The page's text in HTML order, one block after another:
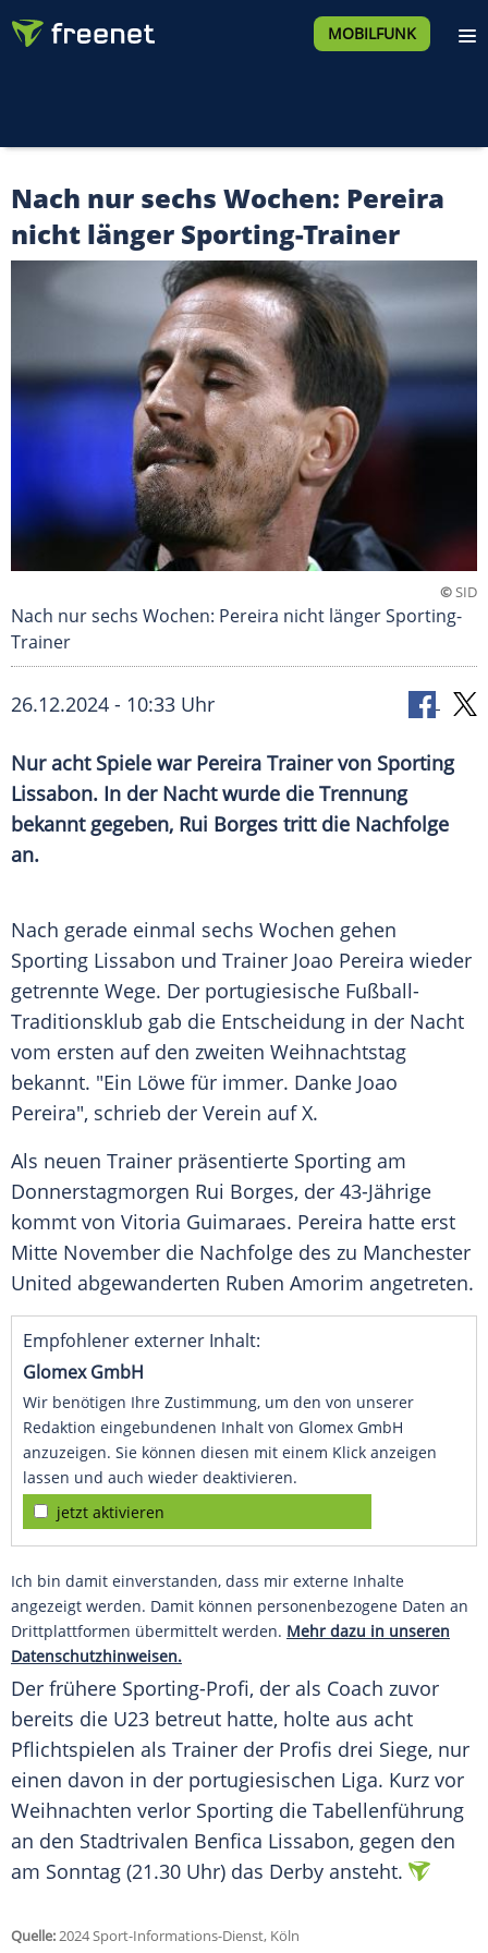
MOBILFUNK
Nach nur sechs Wochen: Pereira
nicht länger Sporting-Trainer
©SID
Nach nur sechs Wochen: Pereira nicht länger Sporting-
Trainer
26.12.2024 - 10:33 Uhr
Nur acht Spiele war Pereira Trainer von Sporting
Lissabon. In der Nacht wurde die Trennung
bekannt gegeben, Rui Borges tritt die Nachfolge
an.
Nach gerade einmal sechs Wochen gehen
Sporting Lissabon und Trainer Joao Pereira wieder
getrennte Wege. Der portugiesische Fußball-
Traditionsklub gab die Entscheidung in der Nacht
vom ersten auf den zweiten Weihnachtstag
bekannt. "Ein Löwe für immer. Danke Joao
Pereira", schrieb der Verein auf X.
Als neuen Trainer präsentierte Sporting am
Donnerstagmorgen Rui Borges, der 43-Jährige
kommt von Vitoria Guimaraes. Pereira hatte erst
Mitte November die Nachfolge des zu Manchester
United abgewanderten Ruben Amorim angetreten.
Empfohlener externer Inhalt:
Glomex GmbH
Wir benötigen Ihre Zustimmung, um den von unserer
Redaktion eingebundenen Inhalt von Glomex GmbH
anzuzeigen. Sie können diesen mit einem Klick anzeigen
lassen und auch wieder deaktivieren.
jetzt aktivieren
Ich bin damit einverstanden, dass mir externe Inhalte
angezeigt werden. Damit können personenbezogene Daten an
Drittplattformen übermittelt werden. Mehr dazu in unseren
Datenschutzhinweisen.
Der frühere Sporting-Profi, der als Coach zuvor
bereits die U23 betreut hatte, holte aus acht
Pflichtspielen als Trainer der Profis drei Siege, nur
einen davon in der portugiesischen Liga. Kurz vor
Weihnachten verlor Sporting die Tabellenführung
an den Stadtrivalen Benfica Lissabon, gegen den
am Sonntag (21.30 Uhr) das Derby ansteht.
Quelle:2024 Sport-Informations-Dienst, Köln